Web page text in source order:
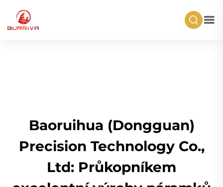
Baoruihua (Dongguan)
Precision Technology Co.,
Ltd: Průkopníkem